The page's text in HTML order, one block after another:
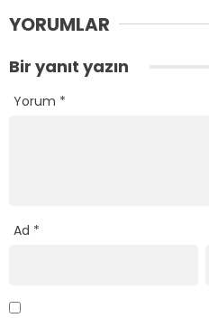
YORUMLAR
Bir yanıt yazın
Yorum *
Ad *